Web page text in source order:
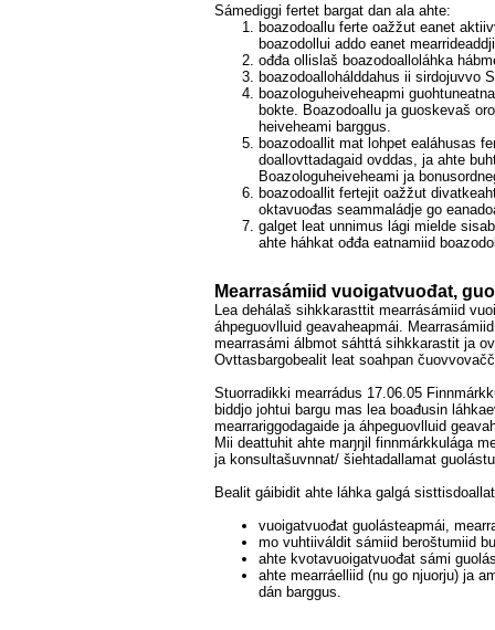
Sámediggi fertet bargat dan ala ahte:
boazodoallu ferte oažžut eanet
boazodollui addo eanet
ođđa ollislaš boazodoalloláhka
boazodoallohálddahus ii sirdojuvvo
boazologuheiveheapmi
bokte. Boazodoallu ja guoskevaš
heiveheami barggus.
boazodoallit mat lohpet ealáhusas
doallovttadagaid ovddas, ja ahte
Boazologuheiveheami ja
boazodoallit fertejit oažžut
oktavuođas seammaládje go
galget leat unnimus lági mielde
ahte háhkat ođđa eatnamiid
Mearrasámiid vuoigatvuođat,
Lea dehálaš sihkkarasttit mearrásámiid
áhpeguovlluid geavaheapmái.
mearrasámi álbmot sáhttá sihkkarastit ja
Ovttasbargobealit leat soahpan
Stuorradikki mearrádus 17.06.05
biddjo johtui bargu mas lea boađusin
mearrariggodagaide ja áhpeguovlluid
Mii deattuhit ahte maŋŋil finnmárkkulága
ja konsultašuvnnat/ šiehtadallamat
Bealit gáibidit ahte láhka galgá
vuoigatvuođat guolásteapmái,
mo vuhtiiváldit sámiid beroštumiid
ahte kvotavuoigatvuođat sámi
ahte mearráelliid (nu go njuorju) ja
dán barggus.